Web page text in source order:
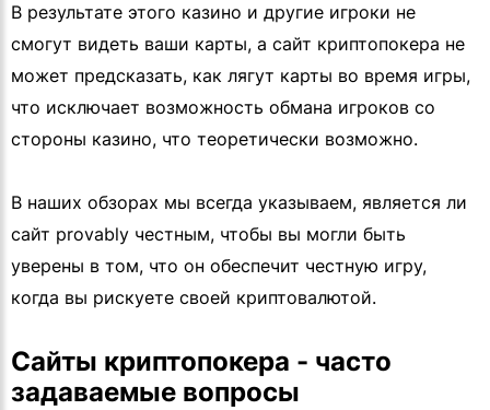
В результате этого казино и другие игроки не
смогут видеть ваши карты, а сайт криптопокера не
может предсказать, как лягут карты во время игры,
что исключает возможность обмана игроков со
стороны казино, что теоретически возможно.
В наших обзорах мы всегда указываем, является ли
сайт provably честным, чтобы вы могли быть
уверены в том, что он обеспечит честную игру,
когда вы рискуете своей криптовалютой.
Сайты криптопокера - часто
задаваемые вопросы